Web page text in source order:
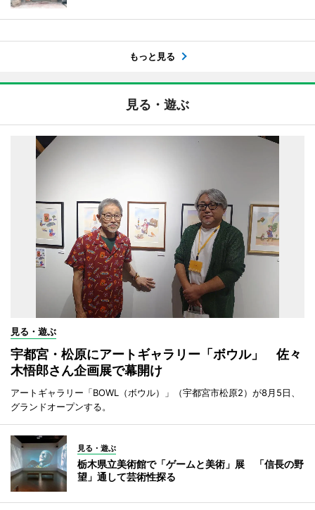
もっと見る
見る・遊ぶ
見る・遊ぶ
宇都宮・松原にアートギャラリー「ボウル」 佐々
木悟郎さん企画展で幕開け
アートギャラリー「BOWL（ボウル）」（宇都宮市松原2）が8月5日、
グランドオープンする。
見る・遊ぶ
栃木県立美術館で「ゲームと美術」展 「信長の野
望」通して芸術性探る